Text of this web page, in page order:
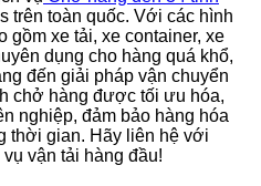
trên toàn quốc. Với các hình
gồm xe tải, xe container, xe
dụng cho hàng quá khổ,
đến giải pháp vận chuyển
chở hàng được tối ưu hóa,
nghiệp, đảm bảo hàng hóa
thời gian. Hãy liên hệ với
vận tải hàng đầu!